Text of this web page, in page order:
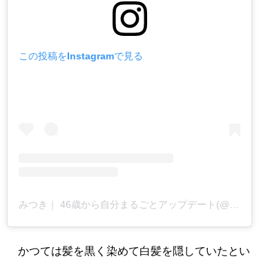
この投稿をInstagramで見る
みつき｜ 46歳から自分まるごとアップデート(@mitsuki_diet95)がシェアした投稿
かつては髪を黒く染めて白髪を隠していたとい